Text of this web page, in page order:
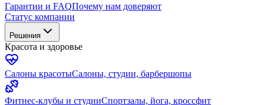
Гарантии и FAQПочему нам доверяют
Статус компании
Решения
Красота и здоровье
Салоны красотыСалоны, студии, барбершопы
Фитнес-клубы и студииСпортзалы, йога, кроссфит